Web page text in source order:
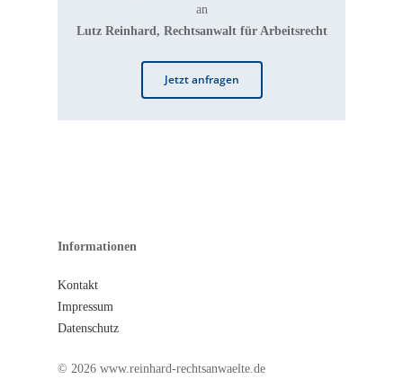
an
Lutz Reinhard, Rechtsanwalt für Arbeitsrecht
Jetzt anfragen
Informationen
Kontakt
Impressum
Datenschutz
© 2026 www.reinhard-rechtsanwaelte.de